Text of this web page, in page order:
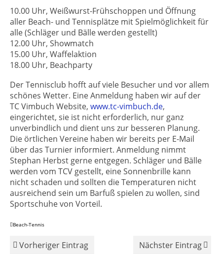
10.00 Uhr, Weißwurst-Frühschoppen und Öffnung
aller Beach- und Tennisplätze mit Spielmöglichkeit für
alle (Schläger und Bälle werden gestellt)
12.00 Uhr, Showmatch
15.00 Uhr, Waffelaktion
18.00 Uhr, Beachparty
Der Tennisclub hofft auf viele Besucher und vor allem
schönes Wetter. Eine Anmeldung haben wir auf der
TC Vimbuch Website, www.tc-vimbuch.de,
eingerichtet, sie ist nicht erforderlich, nur ganz
unverbindlich und dient uns zur besseren Planung.
Die örtlichen Vereine haben wir bereits per E-Mail
über das Turnier informiert. Anmeldung nimmt
Stephan Herbst gerne entgegen. Schläger und Bälle
werden vom TCV gestellt, eine Sonnenbrille kann
nicht schaden und sollten die Temperaturen nicht
ausreichend sein um Barfuß spielen zu wollen, sind
Sportschuhe von Vorteil.
Beach-Tennis
Vorheriger Eintrag Nächster Eintrag